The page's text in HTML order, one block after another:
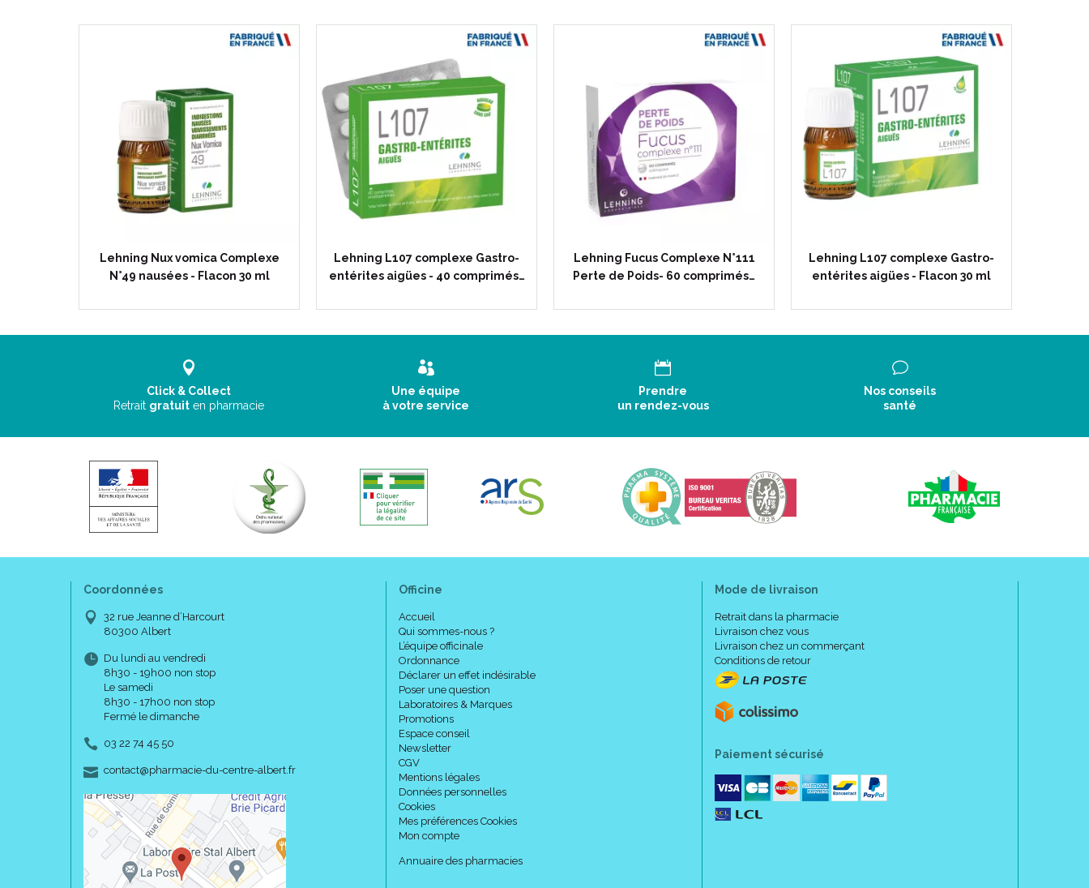
Lehning Nux vomica Complexe
N°49 nausées - Flacon 30 ml
Lehning L107 complexe Gastro-
entérites aigües - 40 comprimés…
Lehning Fucus Complexe N°111
Perte de Poids- 60 comprimés…
Lehning L107 complexe Gastro-
entérites aigües - Flacon 30 ml
Click & Collect
Retrait gratuit en pharmacie
Une équipe
à votre service
Prendre
un rendez-vous
Nos conseils
santé
Coordonnées
32 rue Jeanne d’Harcourt
80300 Albert
Du lundi au vendredi
8h30 - 19h00 non stop
Le samedi
8h30 - 17h00 non stop
Fermé le dimanche
03 22 74 45 50
contact-
@-
pharmacie-du-centre-albert.fr
Officine
Accueil
Qui sommes-nous ?
L’équipe officinale
Ordonnance
Déclarer un effet indésirable
Poser une question
Laboratoires & Marques
Promotions
Espace conseil
Newsletter
CGV
Mentions légales
Données personnelles
Cookies
Mes préférences Cookies
Mon compte
Annuaire des pharmacies
Mode de livraison
Retrait dans la pharmacie
Livraison chez vous
Livraison chez un commerçant
Conditions de retour
Paiement sécurisé